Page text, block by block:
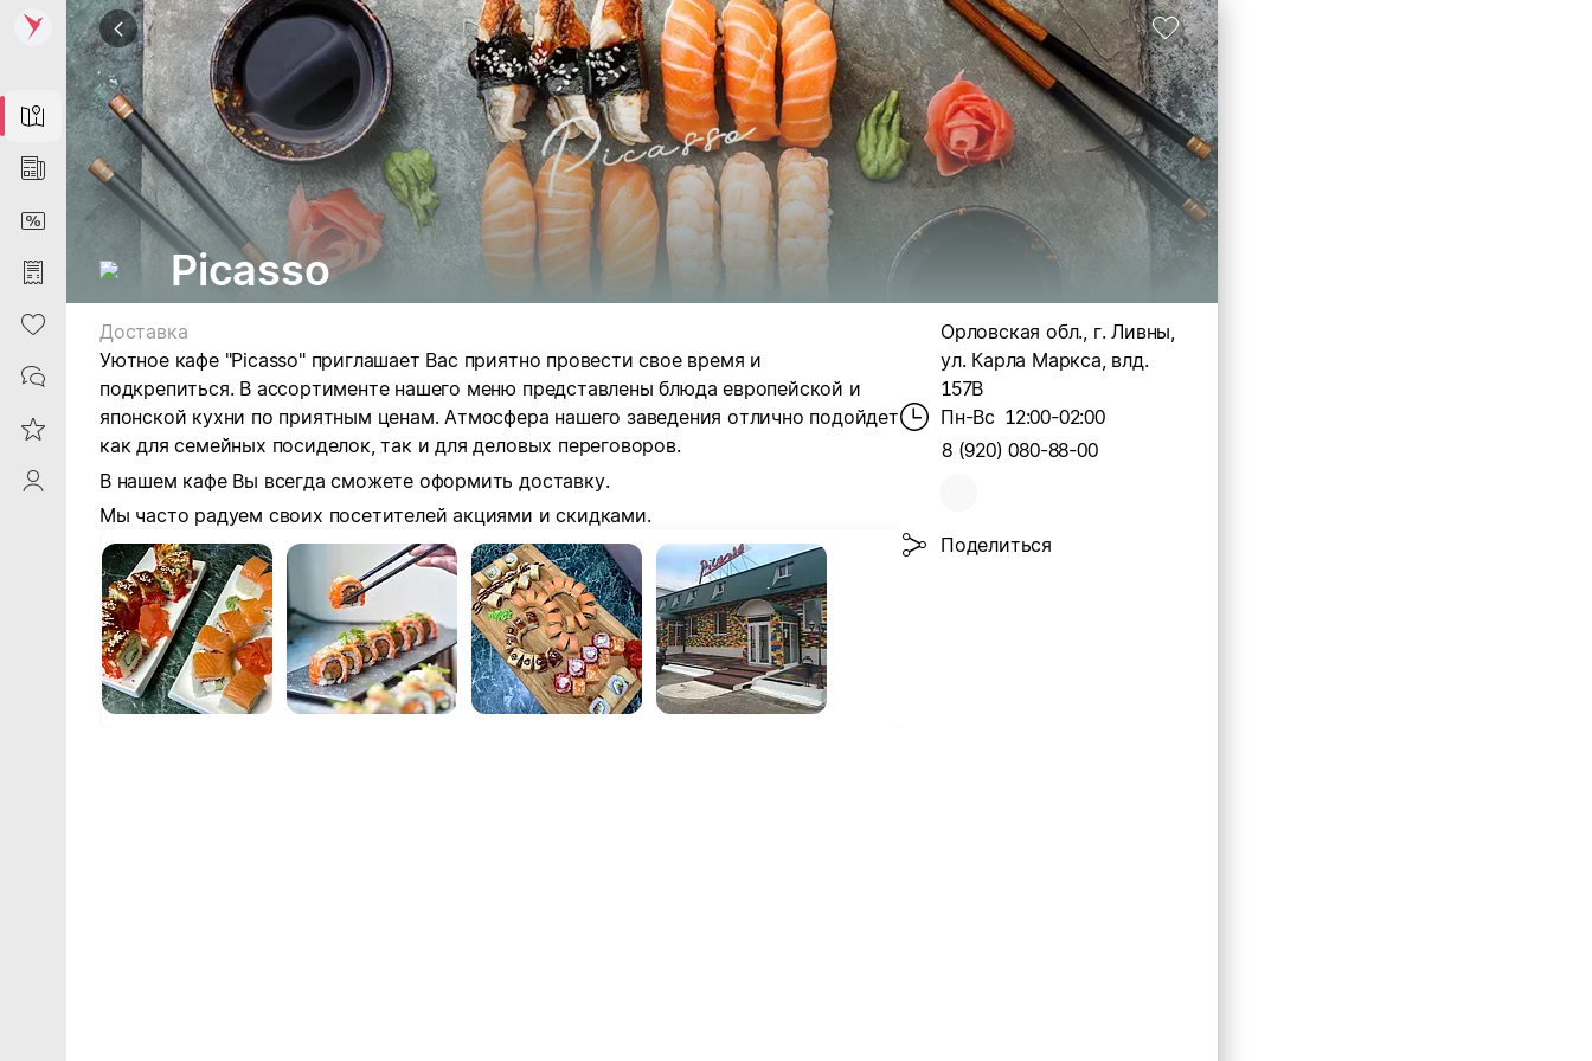
Map
News
DiscountCard
Purchases
Heart
Contacts
Reviews
ProfileSaby
Picasso
Доставка
Уютное кафе "Picasso" приглашает Вас приятно провести свое время и
подкрепиться. В ассортименте нашего меню представлены блюда европейской и
японской кухни по приятным ценам. Атмосфера нашего заведения отлично подойдет
как для семейных посиделок, так и для деловых переговоров.
В нашем кафе Вы всегда сможете оформить доставку.
Мы часто радуем своих посетителей акциями и скидками.
Орловская обл., г. Ливны,
ул. Карла Маркса, влд.
157В
Пн-Вс 12:00-02:00
8 (920) 080-88-00
Поделиться